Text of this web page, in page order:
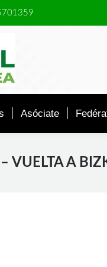
Asóciate
VUELTA A